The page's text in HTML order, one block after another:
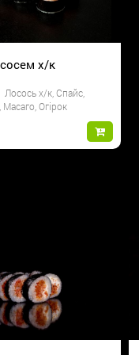
х/к
Лосось х/к, Спайс,
Огірок